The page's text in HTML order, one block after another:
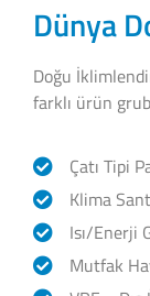
Dünya
Doğu
farklı ürün
Çatı Tipi
Klima
Isı/Enerji
Mutfak